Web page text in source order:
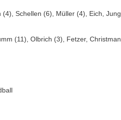
(4), Schellen (6), Müller (4), Eich,
(11), Olbrich (3), Fetzer,